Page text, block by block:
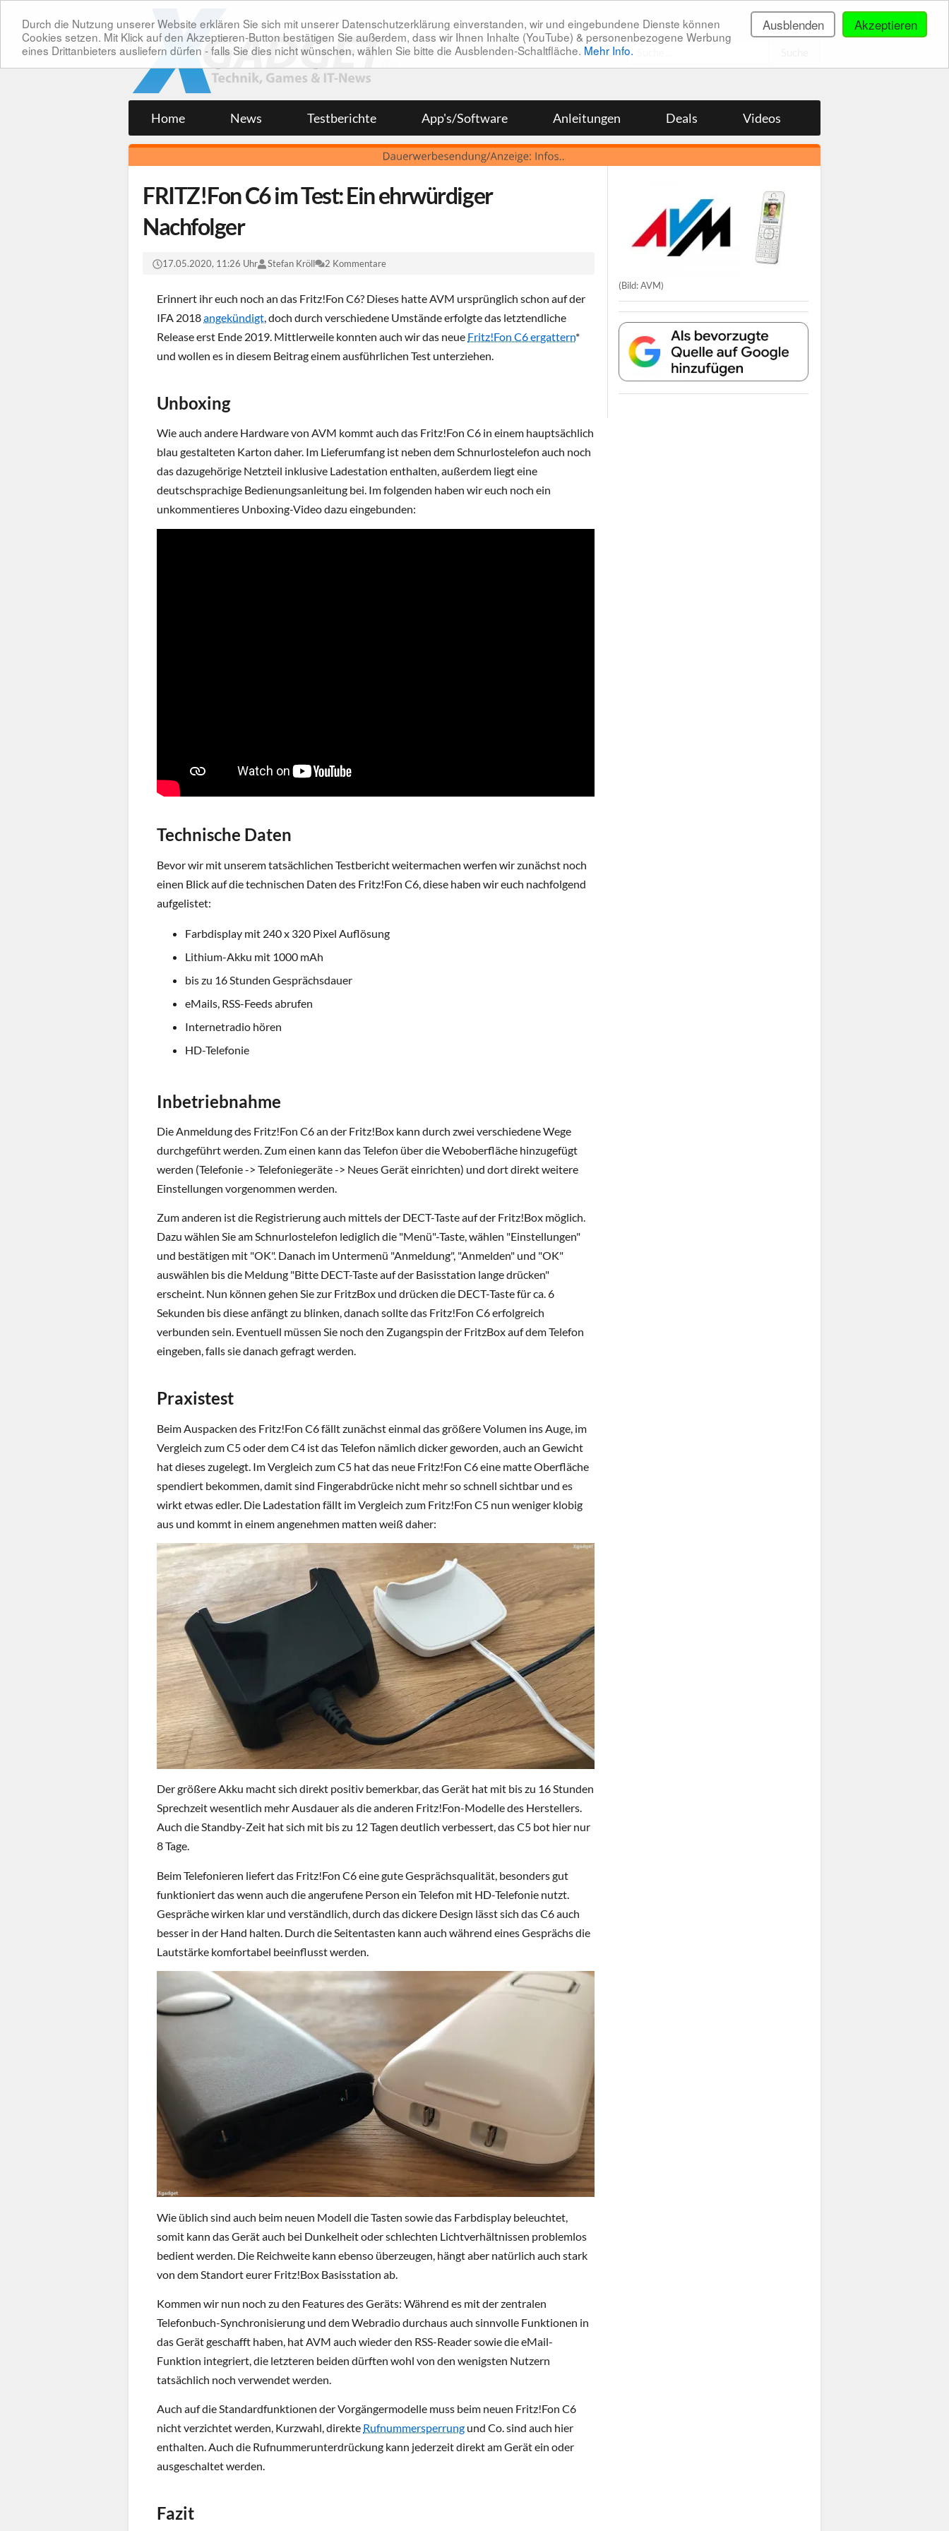
Akzeptieren
Ausblenden
Durch die Nutzung unserer Website erklären Sie sich mit unserer Datenschutzerklärung einverstanden, wir und eingebundene Dienste können
Cookies setzen. Mit Klick auf den Akzeptieren-Button bestätigen Sie außerdem, dass wir Ihnen Inhalte (YouTube) & personenbezogene Werbung
eines Drittanbieters ausliefern dürfen - falls Sie dies nicht wünschen, wählen Sie bitte die Ausblenden-Schaltfläche. Mehr Info.
Home News Testberichte App's/Software Anleitungen Deals Videos
FRITZ!Fon C6 im Test: Ein ehrwürdiger
Nachfolger
17.05.2020, 11:26 Uhr Stefan Kröll 2 Kommentare
Erinnert ihr euch noch an das Fritz!Fon C6? Dieses hatte AVM ursprünglich schon auf der
IFA 2018angekündigt, doch durch verschiedene Umstände erfolgte das letztendliche
Release erst Ende 2019. Mittlerweile konnten auch wir das neue Fritz!Fon C6 ergattern*
und wollen es in diesem Beitrag einem ausführlichen Test unterziehen.
Unboxing
Wie auch andere Hardware von AVM kommt auch das Fritz!Fon C6 in einem hauptsächlich
blau gestalteten Karton daher. Im Lieferumfang ist neben dem Schnurlostelefon auch noch
das dazugehörige Netzteil inklusive Ladestation enthalten, außerdem liegt eine
deutschsprachige Bedienungsanleitung bei. Im folgenden haben wir euch noch ein
unkommentieres Unboxing-Video dazu eingebunden:
Technische Daten
Bevor wir mit unserem tatsächlichen Testbericht weitermachen werfen wir zunächst noch
einen Blick auf die technischen Daten des Fritz!Fon C6, diese haben wir euch nachfolgend
aufgelistet:
Farbdisplay mit 240 x 320 Pixel Auflösung
Lithium-Akku mit 1000 mAh
bis zu 16 Stunden Gesprächsdauer
eMails, RSS-Feeds abrufen
Internetradio hören
HD-Telefonie
Inbetriebnahme
Die Anmeldung des Fritz!Fon C6 an der Fritz!Box kann durch zwei verschiedene Wege
durchgeführt werden. Zum einen kann das Telefon über die Weboberfläche hinzugefügt
werden (Telefonie -> Telefoniegeräte -> Neues Gerät einrichten) und dort direkt weitere
Einstellungen vorgenommen werden.
Zum anderen ist die Registrierung auch mittels der DECT-Taste auf der Fritz!Box möglich.
Dazu wählen Sie am Schnurlostelefon lediglich die "Menü"-Taste, wählen "Einstellungen"
und bestätigen mit "OK". Danach im Untermenü "Anmeldung", "Anmelden" und "OK"
auswählen bis die Meldung "Bitte DECT-Taste auf der Basisstation lange drücken"
erscheint. Nun können gehen Sie zur FritzBox und drücken die DECT-Taste für ca. 6
Sekunden bis diese anfängt zu blinken, danach sollte das Fritz!Fon C6 erfolgreich
verbunden sein. Eventuell müssen Sie noch den Zugangspin der FritzBox auf dem Telefon
eingeben, falls sie danach gefragt werden.
Praxistest
Beim Auspacken des Fritz!Fon C6 fällt zunächst einmal das größere Volumen ins Auge, im
Vergleich zum C5 oder dem C4 ist das Telefon nämlich dicker geworden, auch an Gewicht
hat dieses zugelegt. Im Vergleich zum C5 hat das neue Fritz!Fon C6 eine matte Oberfläche
spendiert bekommen, damit sind Fingerabdrücke nicht mehr so schnell sichtbar und es
wirkt etwas edler. Die Ladestation fällt im Vergleich zum Fritz!Fon C5 nun weniger klobig
aus und kommt in einem angenehmen matten weiß daher:
Der größere Akku macht sich direkt positiv bemerkbar, das Gerät hat mit bis zu 16 Stunden
Sprechzeit wesentlich mehr Ausdauer als die anderen Fritz!Fon-Modelle des Herstellers.
Auch die Standby-Zeit hat sich mit bis zu 12 Tagen deutlich verbessert, das C5 bot hier nur
8 Tage.
Beim Telefonieren liefert das Fritz!Fon C6 eine gute Gesprächsqualität, besonders gut
funktioniert das wenn auch die angerufene Person ein Telefon mit HD-Telefonie nutzt.
Gespräche wirken klar und verständlich, durch das dickere Design lässt sich das C6 auch
besser in der Hand halten. Durch die Seitentasten kann auch während eines Gesprächs die
Lautstärke komfortabel beeinflusst werden.
Wie üblich sind auch beim neuen Modell die Tasten sowie das Farbdisplay beleuchtet,
somit kann das Gerät auch bei Dunkelheit oder schlechten Lichtverhältnissen problemlos
bedient werden. Die Reichweite kann ebenso überzeugen, hängt aber natürlich auch stark
von dem Standort eurer Fritz!Box Basisstation ab.
Kommen wir nun noch zu den Features des Geräts: Während es mit der zentralen
Telefonbuch-Synchronisierung und dem Webradio durchaus auch sinnvolle Funktionen in
das Gerät geschafft haben, hat AVM auch wieder den RSS-Reader sowie die eMail-
Funktion integriert, die letzteren beiden dürften wohl von den wenigsten Nutzern
tatsächlich noch verwendet werden.
Auch auf die Standardfunktionen der Vorgängermodelle muss beim neuen Fritz!Fon C6
nicht verzichtet werden, Kurzwahl, direkte Rufnummersperrung und Co. sind auch hier
enthalten. Auch die Rufnummerunterdrückung kann jederzeit direkt am Gerät ein oder
ausgeschaltet werden.
Fazit
(Bild: AVM)